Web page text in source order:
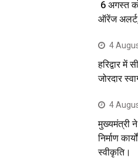
6 अगस्त
ऑरेंज
4
हरिद्वार में
जोरदार
4
मुख्यमंत्री
निर्माण
स्वीकृति।